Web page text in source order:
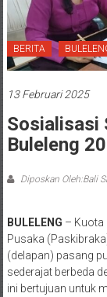
BERITA
13 Februari 2025
Sosialisasi
Buleleng
Diposkan Oleh:Bali
BULELENG – Kuota
Pusaka
(delapan) pasang
sederajat berbeda
ini bertujuan untuk